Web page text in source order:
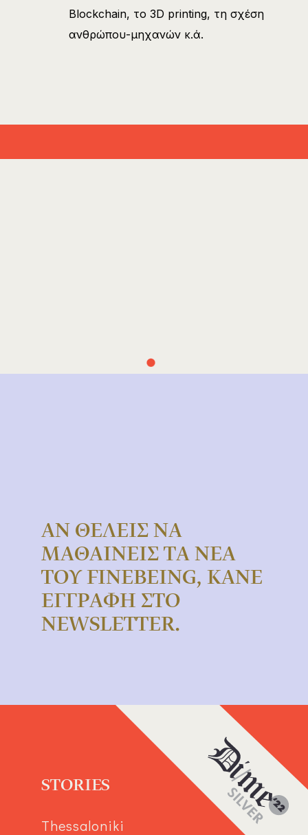
Βlockchain, το 3D printing, τη σχέση
ανθρώπου-μηχανών κ.ά.
ΑΝ ΘΕΛΕΙΣ ΝΑ
ΜΑΘΑΙΝΕΙΣ ΤΑ ΝΕΑ
ΤΟΥ FINEBEING, ΚΑΝΕ
ΕΓΓΡΑΦΗ ΣΤΟ
NEWSLETTER.
STORIES
Thessaloniki